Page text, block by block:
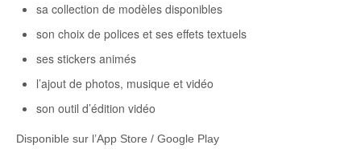
sa collection de modèles disponibles
son choix de polices et ses effets textuels
ses stickers animés
l’ajout de photos, musique et vidéo
son outil d’édition vidéo
Disponible sur l’App Store / Google Play